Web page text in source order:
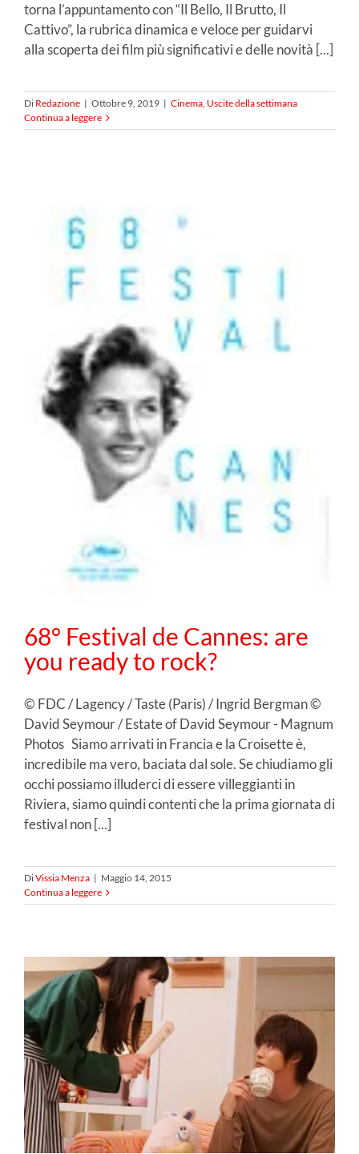
torna l’appuntamento con “Il Bello, Il Brutto, Il
Cattivo”, la rubrica dinamica e veloce per guidarvi
alla scoperta dei film più significativi e delle novità [...]
Di Redazione | Ottobre 9, 2019 | Cinema, Uscite della settimana
Continua a leggere
68° Festival de Cannes: are
you ready to rock?
© FDC / Lagency / Taste (Paris) / Ingrid Bergman ©
David Seymour / Estate of David Seymour - Magnum
Photos Siamo arrivati in Francia e la Croisette è,
incredibile ma vero, baciata dal sole. Se chiudiamo gli
occhi possiamo illuderci di essere villeggianti in
Riviera, siamo quindi contenti che la prima giornata di
festival non [...]
DiVissia Menza | Maggio 14, 2015
Continua a leggere